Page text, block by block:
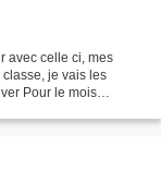
avec celle ci, mes
je vais les
Pour le mois